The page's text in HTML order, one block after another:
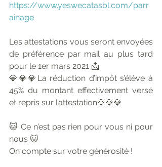
https://www.yeswecatasbl.com/parr
ainage
Les attestations vous seront envoyées
de préférence par mail au plus tard
pour le 1er mars 2021 📩
💎💎💎La réduction d’impôt s’élève à
45% du montant effectivement versé
et repris sur l’attestation💎💎💎
🐱 Ce n’est pas rien pour vous ni pour
nous 🐱
On compte sur votre générosité !